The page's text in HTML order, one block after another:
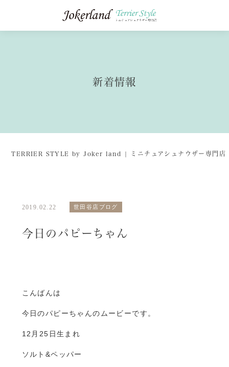
新着情報
TERRIER STYLE by Joker land | ミニチュアシュナウザー専門店
2019.02.22 世田谷店ブログ
今日のパピーちゃん
こんばんは
今日のパピーちゃんのムービーです。
12月25日生まれ
ソルト&ペッパー